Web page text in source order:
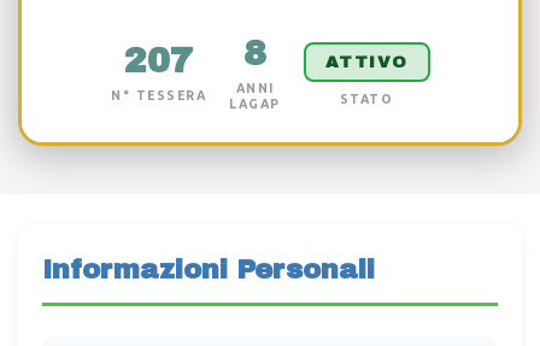
207
N° TESSERA
8
ANNI
LAGAP
ATTIVO
STATO
Informazioni Personali